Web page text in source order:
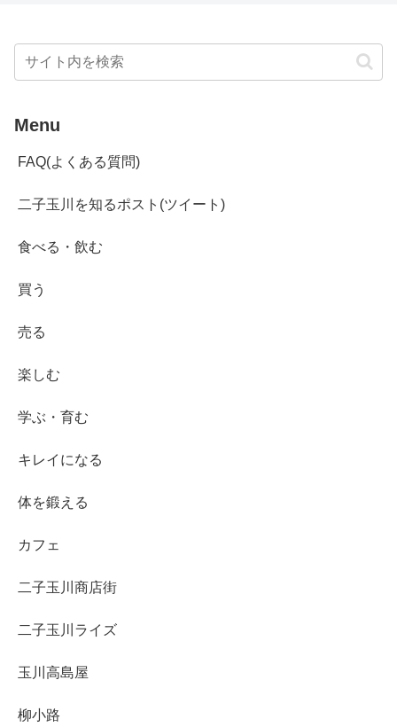
Menu
FAQ(よくある質問)
二子玉川を知るポスト(ツイート)
食べる・飲む
買う
売る
楽しむ
学ぶ・育む
キレイになる
体を鍛える
カフェ
二子玉川商店街
二子玉川ライズ
玉川高島屋
柳小路